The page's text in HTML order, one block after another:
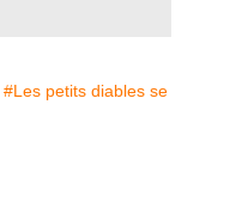
#Les petits diables se